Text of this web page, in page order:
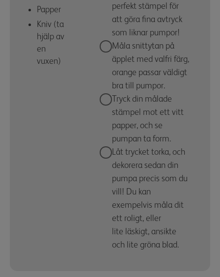
Papper
Kniv (ta
hjälp av
en
vuxen)
perfekt stämpel för
att göra fina avtryck
som liknar pumpor!
Måla snittytan på
äpplet med valfri färg,
orange passar väldigt
bra till pumpor.
Tryck din målade
stämpel mot ett vitt
papper, och se
pumpan ta form.
Låt trycket torka, och
dekorera sedan din
pumpa precis som du
vill! Du kan
exempelvis måla dit
ett roligt, eller
lite läskigt, ansikte
och lite gröna blad.